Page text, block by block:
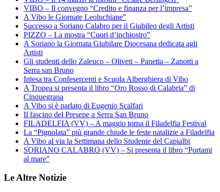
VIBO – Il convegno “Credito e finanza per l’impresa”
A Vibo le Giornate Leoluchiane”
Successo a Soriano Calabro per il Giubileo degli Artisti
PIZZO – La mostra “Cuori d’inchiostro”
A Soriano la Giornata Giubilare Diocesana dedicata agli
Artisti
Gli studenti dello Zaleuco – Oliveti – Panetta – Zanotti a
Serra san Bruno
Intesa tra Confesercenti e Scuola Alberghiera di Vibo
A Tropea si presenta il libro “Oro Rosso di Calabria” di
Cinquegrana
A Vibo si è parlato di Eugenio Scalfari
Il fascino del Presepe a Serra San Bruno
FILADELFIA (VV) – A maggio torna il Filadelfia Festival
La “Pignolata” più grande chiude le feste natalizie a Filadelfia
A Vibo al via la Settimana dello Studente del Capialbi
SORIANO CALABRO (VV) – Si presenta il libro “Portami
al mare”
Le Altre Notizie